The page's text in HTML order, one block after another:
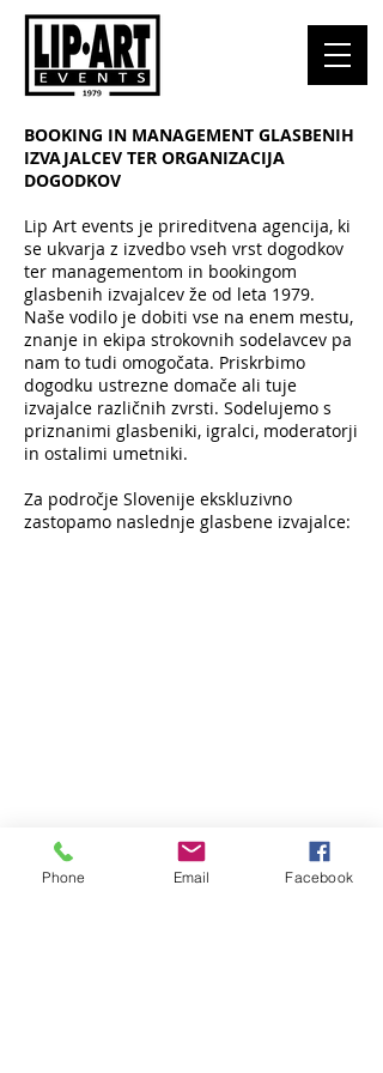
BOOKING IN MANAGEMENT GLASBENIH
IZVAJALCEV TER ORGANIZACIJA
DOGODKOV​
Lip Art events je prireditvena agencija, ki
se ukvarja z izvedbo vseh vrst dogodkov
ter managementom in bookingom
glasbenih izvajalcev že od leta 1979.
Naše vodilo je dobiti vse na enem mestu,
znanje in ekipa strokovnih sodelavcev pa
nam to tudi omogočata. Priskrbimo
dogodku ustrezne domače ali tuje
izvajalce različnih zvrsti. Sodelujemo s
priznanimi glasbeniki, igralci, moderatorji
in ostalimi umetniki.
Za področje Slovenije ekskluzivno
zastopamo naslednje glasbene izvajalce:
Phone Email Facebook